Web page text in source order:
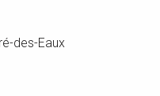
des-Eaux